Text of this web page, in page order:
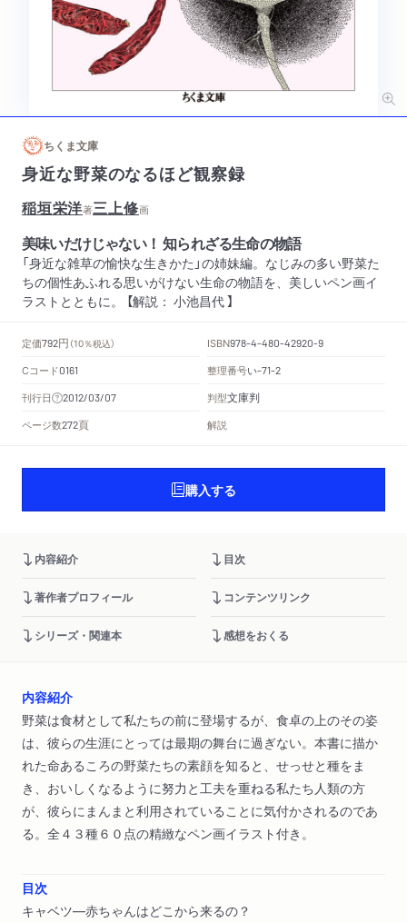
ちくま文庫
身近な野菜のなるほど観察録
稲垣栄洋著三上修画
美味いだけじゃない！ 知られざる生命の物語
「身近な雑草の愉快な生きかた」の姉妹編。なじみの多い野菜た
ちの個性あふれる思いがけない生命の物語を、美しいペン画イ
ラストとともに。 【解説： 小池昌代 】
定価792円 （10％税込） ISBN978-4-480-42920-9
Cコード0161 整理番号い-71-2
刊行日 2012/03/07 判型文庫判
ページ数272頁 解説
購入する
内容紹介 目次
著作者プロフィール コンテンツリンク
シリーズ・関連本 感想をおくる
内容紹介
野菜は食材として私たちの前に登場するが、食卓の上のその姿
は、彼らの生涯にとっては最期の舞台に過ぎない。本書に描か
れた命あるころの野菜たちの素顔を知ると、せっせと種をま
き、おいしくなるように努力と工夫を重ねる私たち人類の方
が、彼らにまんまと利用されていることに気付かされるのであ
る。全４３種６０点の精緻なペン画イラスト付き。
目次
キャベツ―赤ちゃんはどこから来るの？